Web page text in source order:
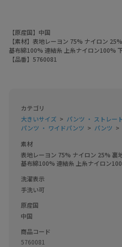
【原産国】中国
【素材】表地レーヨン 75% ナイロン
基布綿100% 連結糸 上糸ナイロン100%
【品番】5760081
カテゴリ
大きいサイズ
パンツ ・ ストレー
パンツ ・ ワイドパンツ
パンツ
素材
表地レーヨン 75% ナイロン 25% 裏
基布綿100% 連結糸 上糸ナイロン
洗濯表示
手洗い可
原産国
中国
商品コード
5760081